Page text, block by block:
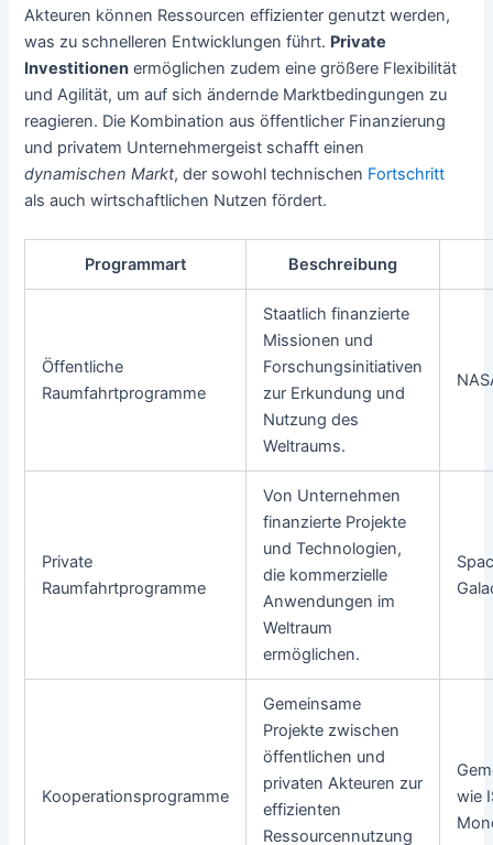
Akteuren können Ressourcen effizienter genutzt werden,
was zu schnelleren Entwicklungen führt. Private
Investitionen ermöglichen zudem eine größere Flexibilität
und Agilität, um auf sich ändernde Marktbedingungen zu
reagieren. Die Kombination aus öffentlicher Finanzierung
und privatem Unternehmergeist schafft einen
dynamischen Markt, der sowohl technischen Fortschritt
als auch wirtschaftlichen Nutzen fördert.
Programmart Beschreibung
Öffentliche
Raumfahrtprogramme
Staatlich finanzierte
Missionen und
Forschungsinitiativen
zur Erkundung und
Nutzung des
Weltraums.
Private
Raumfahrtprogramme
Von Unternehmen
finanzierte Projekte
und Technologien,
die kommerzielle
Anwendungen im
Weltraum
ermöglichen.
Kooperationsprogramme
Gemeinsame
Projekte zwischen
öffentlichen und
privaten Akteuren zur
effizienten
Ressourcennutzung
wie